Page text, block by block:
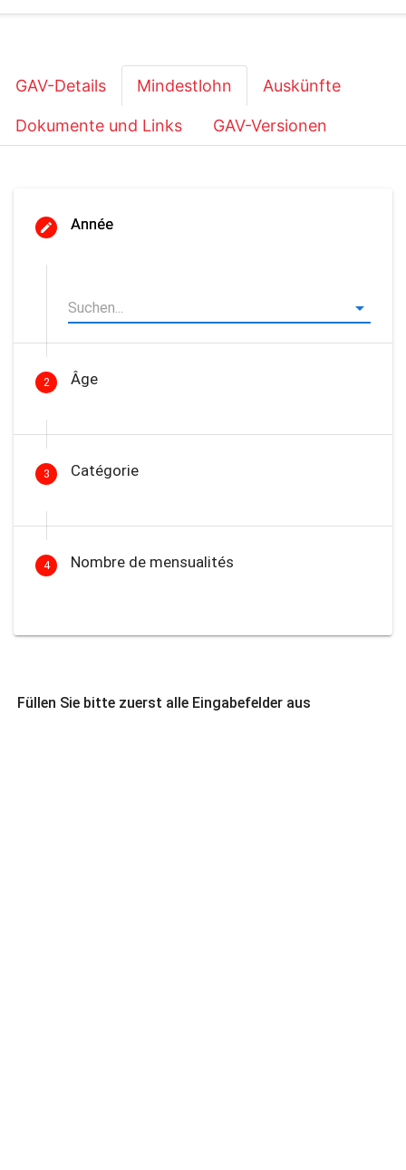
GAV-Details Mindestlohn Auskünfte
Dokumente und Links GAV-Versionen
Année
2 Âge
3 Catégorie
4 Nombre de mensualités
Füllen Sie bitte zuerst alle Eingabefelder aus